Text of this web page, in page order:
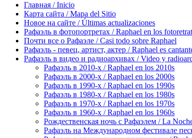
Главная / Inicio
Карта сайта / Mapa del Sitio
Новое на сайте / Últimas actualizaciones
Рафаэль в фотопортретах / Raphael en los
Почти все о Рафаэле / Casi todo sobre Raphael
Рафаэль - певец, артист, актер / Raphael es
Рафаэль в видео и радиоархивах / Video y
Рафаэль в 2010-х / Raphael en los 2010s
Рафаэль в 2000-х / Raphael en los 2000s
Рафаэль в 1990-х / Raphael en los 1990s
Рафаэль в 1980-х / Raphael en los 1980s
Рафаэль в 1970-х / Raphael en los 1970s
Рафаэль в 1960-х / Raphael en los 1960s
Рождественская ночь с Рафаэлем / La
Рафаэль на Международном фестивале